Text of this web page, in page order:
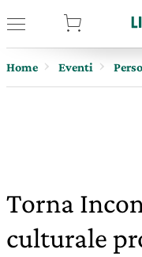
Home Eventi
Torna
culturale